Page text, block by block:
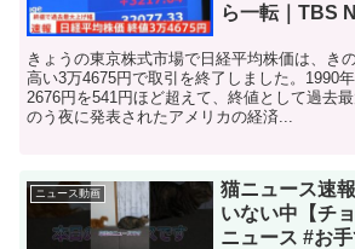
ら一転｜TBS
きょうの東京株式市場で日経平均株価は、き
高い3万4675円で取引を終了しました。1990
2676円を541円ほど超えて、終値として過去
のう夜に発表されたアメリカの経済...
ニュース動画
猫ニュース速
いない中【チ
ニュース #お